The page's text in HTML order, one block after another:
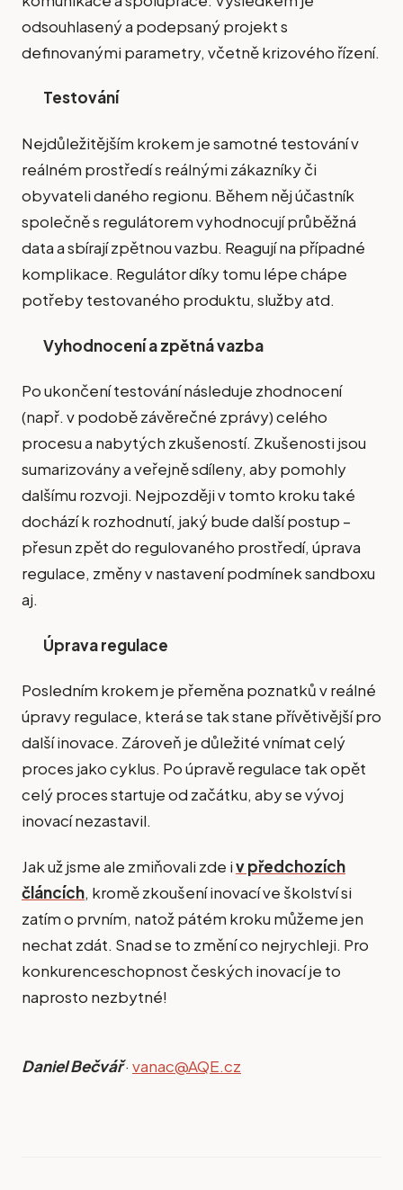
odsouhlasený a podepsaný projekt s
definovanými parametry, včetně krizového řízení.
Testování
Nejdůležitějším krokem je samotné testování v
reálném prostředí s reálnými zákazníky či
obyvateli daného regionu. Během něj účastník
společně s regulátorem vyhodnocují průběžná
data a sbírají zpětnou vazbu. Reagují na případné
komplikace. Regulátor díky tomu lépe chápe
potřeby testovaného produktu, služby atd.
Vyhodnocení a zpětná vazba
Po ukončení testování následuje zhodnocení
(např. v podobě závěrečné zprávy) celého
procesu a nabytých zkušeností. Zkušenosti jsou
sumarizovány a veřejně sdíleny, aby pomohly
dalšímu rozvoji. Nejpozději v tomto kroku také
dochází k rozhodnutí, jaký bude další postup –
přesun zpět do regulovaného prostředí, úprava
regulace, změny v nastavení podmínek sandboxu
aj.
Úprava regulace
Posledním krokem je přeměna poznatků v reálné
úpravy regulace, která se tak stane přívětivější pro
další inovace. Zároveň je důležité vnímat celý
proces jako cyklus. Po úpravě regulace tak opět
celý proces startuje od začátku, aby se vývoj
inovací nezastavil.
Jak už jsme ale zmiňovali zde iv předchozích
článcích, kromě zkoušení inovací ve školství si
zatím o prvním, natož pátém kroku můžeme jen
nechat zdát. Snad se to změní co nejrychleji. Pro
konkurenceschopnost českých inovací je to
naprosto nezbytné!
Daniel Bečvář· vanac@AQE.cz